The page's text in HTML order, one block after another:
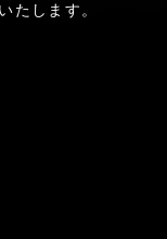
たします。